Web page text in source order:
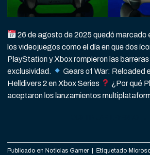
26 de agosto de 2025 quedó marcado
los videojuegos como el día en que dos
PlayStation y Xbox rompieron las barreras
exclusividad.
Gears of War: Reloaded
Helldivers 2 en Xbox Series
¿Por qué
aceptaron los lanzamientos
Publicado en Noticias Gamer Etiquetado